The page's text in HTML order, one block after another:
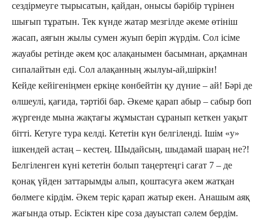
сездірмеуге тырысатын, қайдан, онысы бəрібір түрінен
шығып тұратын. Тек күнде жатар мезгілде əкеме өтініш
жасап, аяғын жылы сумен жуып беріп жүрдім. Сол ісіме
жауабы ретінде əкем қос алақанымен басымнан, арқамнан
сипалайтын еді. Сол алақанның жылуы-ай,шіркін!
Кейде кейігеніңмен еркіңе көнбейтін қу дүние – ай! Бəрі де
өлшеулі, қағида, тəртібі бар. Əкеме қарап абыр – сабыр боп
жүргенде мына жақтағы жұмыстан сұранып кеткен уақыт
бітті. Кетуге тура келді. Кететін күн белгіленді. Ішім «у»
ішкендей астаң – кестең. Шыдайсың, шыдамай шараң не?!
Белгіленген күні кететін болып таңертеңгі сағат 7 – де
қонақ үйден заттарымды алып, қоштасуға əкем жатқан
бөлмеге кірдім. Əкем теріс қарап жатыр екен. Анашым аяқ
жағында отыр. Есіктен кіре соза дауыстап сəлем бердім.